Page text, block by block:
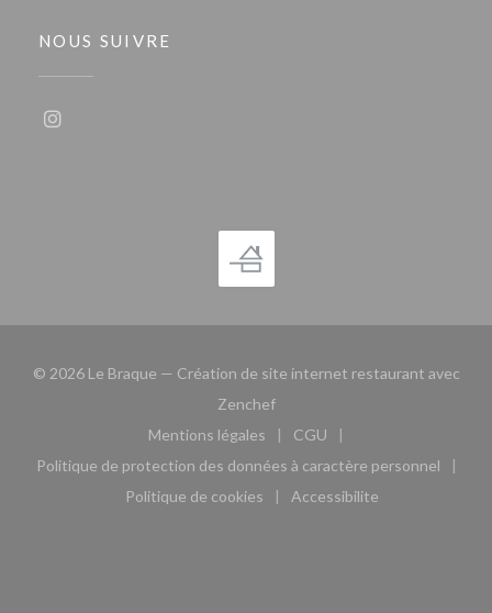
NOUS SUIVRE
© 2026 Le Braque — Création de site internet restaurant avec
Zenchef((ouvre une nouvelle fenêtre))
Mentions légales
((ouvre une nouvelle fenêtre))
CGU
((ouvre une nouvelle
Politique de protection des données à caractère personnel
((ouvre une nouvelle fenêtre))
Politique de cookies
((ouvre une nouvelle fenêtre))
Accessibilite